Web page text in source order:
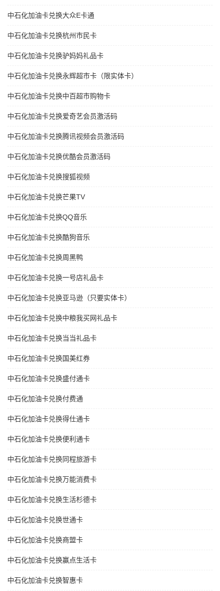
中石化加油卡兑换大众E卡通
中石化加油卡兑换杭州市民卡
中石化加油卡兑换驴妈妈礼品卡
中石化加油卡兑换永辉超市卡（限实体卡）
中石化加油卡兑换中百超市购物卡
中石化加油卡兑换爱奇艺会员激活码
中石化加油卡兑换腾讯视频会员激活码
中石化加油卡兑换优酷会员激活码
中石化加油卡兑换搜狐视频
中石化加油卡兑换芒果TV
中石化加油卡兑换QQ音乐
中石化加油卡兑换酷狗音乐
中石化加油卡兑换周黑鸭
中石化加油卡兑换一号店礼品卡
中石化加油卡兑换亚马逊（只要实体卡）
中石化加油卡兑换中粮我买网礼品卡
中石化加油卡兑换当当礼品卡
中石化加油卡兑换国美红券
中石化加油卡兑换盛付通卡
中石化加油卡兑换付费通
中石化加油卡兑换得仕通卡
中石化加油卡兑换便利通卡
中石化加油卡兑换同程旅游卡
中石化加油卡兑换万能消费卡
中石化加油卡兑换生活杉德卡
中石化加油卡兑换世通卡
中石化加油卡兑换商盟卡
中石化加油卡兑换赢点生活卡
中石化加油卡兑换智惠卡